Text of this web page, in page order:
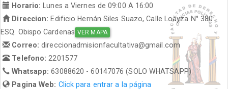
Horario:
Lunes a Viernes de 09:00 A 16:00
Direccion: Edificio Hernán Siles Suazo, Calle Loayza N° 380
ESQ. Obispo Cardenas VER MAPA
Correo:direccionadmisionfacultativa@gmail.com
Telefono: 2201577
Whatsapp:63088620 - 60147076 (SOLO WHATSAPP)
Pagina Web: Click para entrar a la página